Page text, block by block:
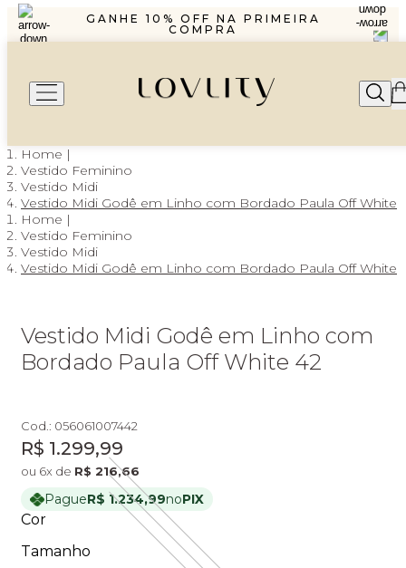
GANHE 10% OFF NA PRIMEIRA
COMPRA
PARCELAMENTO EM ATÉ 6X SEM
R$1299,99 ENVIO PAC
GANHE 10% OFF NA PRIMEIRA
Vestido Feminino
Vestido Midi
Vestido Midi Godê em Linho com Bordado Paula Off White
Vestido Feminino
Vestido Midi
Vestido Midi Godê em Linho com Bordado Paula Off White
Vestido Midi Godê em Linho com
Bordado Paula Off White 42
Cod.: 056061007442
Price:
R$ 1.299,99
ou 6x de R$ 216,66
PagueR$ 1.234,99noPIX
Cor
Tamanho